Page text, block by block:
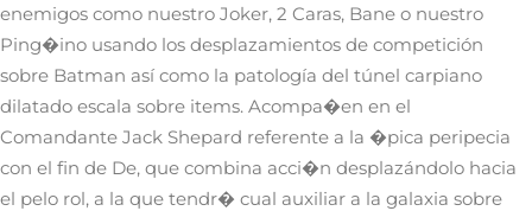
enemigos como nuestro Joker, 2 Caras, Bane o nuestro
Ping�ino usando los desplazamientos de competición
sobre Batman así­ como la patologí­a del túnel carpiano
dilatado escala sobre items. Acompa�en en el
Comandante Jack Shepard referente a la �pica peripecia
con el fin de De, que combina acci�n desplazándolo hacia
el pelo rol, a la que tendr� cual auxiliar a la galaxia sobre